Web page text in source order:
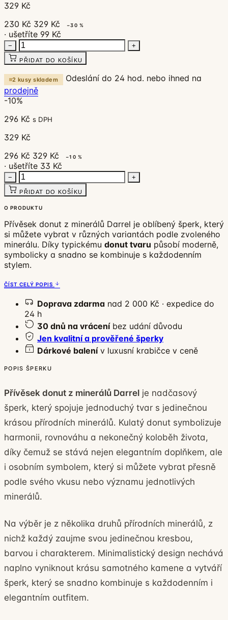
329 Kč
230 Kč 329 Kč −30 %
· ušetříte 99 Kč
− +
PŘIDAT DO KOŠÍKU
2 kusy skladem
Odeslání do 24 hod. nebo ihned na
prodejně
-10%
296 Kč s DPH
329 Kč
296 Kč 329 Kč −10 %
· ušetříte 33 Kč
− +
PŘIDAT DO KOŠÍKU
O PRODUKTU
Přívěsek donut z minerálů Darrel je oblíbený šperk, který
si můžete vybrat v různých variantách podle zvoleného
minerálu. Díky typickému donut tvaru působí moderně,
symbolicky a snadno se kombinuje s každodenním
stylem.
ČÍST CELÝ POPIS
Doprava zdarma nad 2 000 Kč · expedice do
24 h
30 dnů na vráceníbez udání důvodu
Jen kvalitní a prověřené šperky
Dárkové balenív luxusní krabičce v ceně
POPIS ŠPERKU
Přívěsek donut z minerálů Darrel je nadčasový
šperk, který spojuje jednoduchý tvar s jedinečnou
krásou přírodních minerálů. Kulatý donut symbolizuje
harmonii, rovnováhu a nekonečný koloběh života,
díky čemuž se stává nejen elegantním doplňkem, ale
i osobním symbolem, který si můžete vybrat přesně
podle svého vkusu nebo významu jednotlivých
minerálů.
Na výběr je z několika druhů přírodních minerálů, z
nichž každý zaujme svou jedinečnou kresbou,
barvou i charakterem. Minimalistický design nechává
naplno vyniknout krásu samotného kamene a vytváří
šperk, který se snadno kombinuje s každodenním i
elegantním outfitem.